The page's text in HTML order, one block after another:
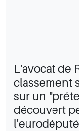
L'avocat de
classement
sur un
découvert